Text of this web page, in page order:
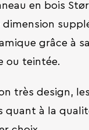
en bois
grâce à
ou teintée.
très design,
quant à la